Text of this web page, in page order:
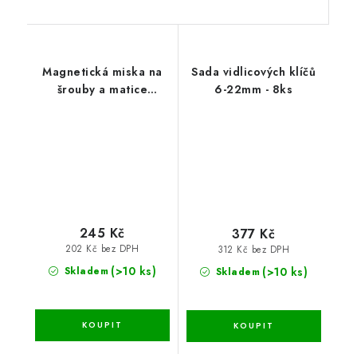
Magnetická miska na
šrouby a matice
Skladem (>10 ks)
202 Kč bez DPH
245 Kč
Sada vidlicových klíčů
6-22mm - 8ks
Skladem (>10 ks)
312 Kč bez DPH
377 Kč